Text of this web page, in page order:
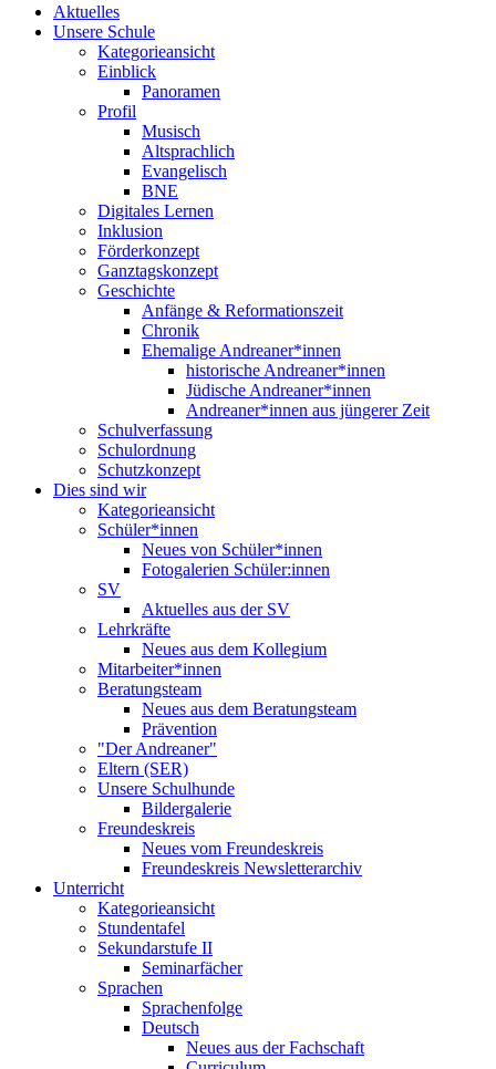
Aktuelles
Unsere Schule
Kategorieansicht
Einblick
Panoramen
Profil
Musisch
Altsprachlich
Evangelisch
BNE
Digitales Lernen
Inklusion
Förderkonzept
Ganztagskonzept
Geschichte
Anfänge & Reformationszeit
Chronik
Ehemalige Andreaner*innen
historische Andreaner*innen
Jüdische Andreaner*innen
Andreaner*innen aus jüngerer Zeit
Schulverfassung
Schulordnung
Schutzkonzept
Dies sind wir
Kategorieansicht
Schüler*innen
Neues von Schüler*innen
Fotogalerien Schüler:innen
SV
Aktuelles aus der SV
Lehrkräfte
Neues aus dem Kollegium
Mitarbeiter*innen
Beratungsteam
Neues aus dem Beratungsteam
Prävention
"Der Andreaner"
Eltern (SER)
Unsere Schulhunde
Bildergalerie
Freundeskreis
Neues vom Freundeskreis
Freundeskreis Newsletterarchiv
Unterricht
Kategorieansicht
Stundentafel
Sekundarstufe II
Seminarfächer
Sprachen
Sprachenfolge
Deutsch
Neues aus der Fachschaft